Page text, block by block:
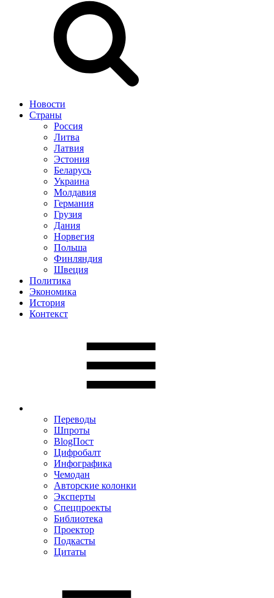
Новости
Страны
Россия
Литва
Латвия
Эстония
Беларусь
Украина
Молдавия
Германия
Грузия
Дания
Норвегия
Польша
Финляндия
Швеция
Политика
Экономика
История
Контекст
Переводы
Шпроты
BlogПост
Цифробалт
Инфографика
Чемодан
Авторские колонки
Эксперты
Спецпроекты
Библиотека
Проектор
Подкасты
Цитаты